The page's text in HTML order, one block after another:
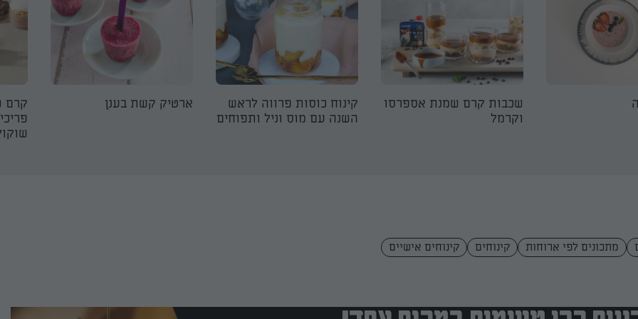
שכבות קרם שמנת אספרסו
וקרמל
קינוח כוסות פרווה לראש
השנה עם מוס וניל ותפוחים
ארטיק קשת בענן
קרם
מתכונים לפי ארוחות קינוחים קינוחים אישיים